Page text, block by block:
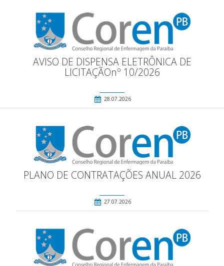
AVISO DE DISPENSA ELETRÔNICA DE
LICITAÇÃOnº 10/2026
28.07.2026
PLANO DE CONTRATAÇÕES ANUAL 2026
27.07.2026